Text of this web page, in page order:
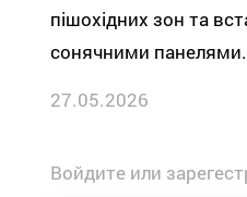
пішохідних зон та
сонячними панелями.
27.05.2026
Войдите или